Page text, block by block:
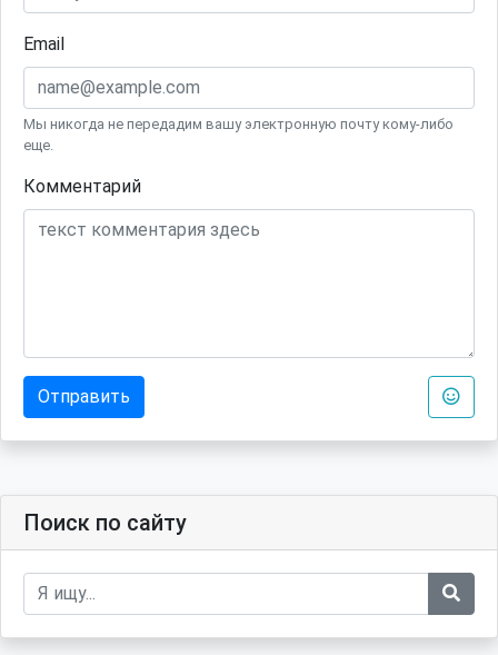
Email
Мы никогда не передадим вашу электронную почту кому-либо
еще.
Комментарий
Отправить
Поиск по сайту